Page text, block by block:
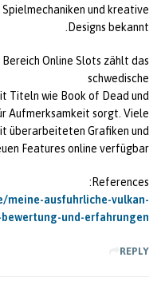
und kreative
Designs bekannt.
Online Slots zählt das
schwedische
Titeln wie Book of Dead und
Aufmerksamkeit sorgt. Viele
überarbeiteten Grafiken und
Features online verfügbar.
References:
meine-ausfuhrliche-vulkan-
bewertung-und-erfahrungen/
REPLY